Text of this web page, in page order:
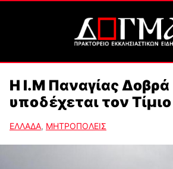
Η Ι.Μ Παναγίας Δοβρά
υποδέχεται τον
ΕΛΛΑΔΑ, ΜΗΤΡΟΠΟΛΕΙΣ